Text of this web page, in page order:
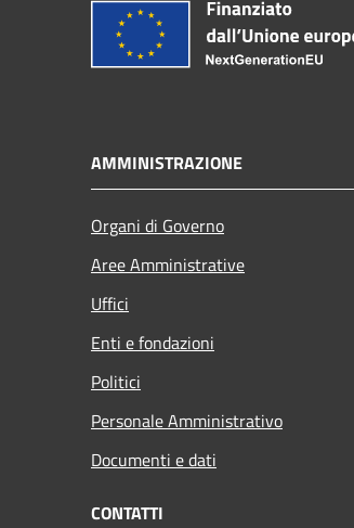
AMMINISTRAZIONE
Organi di Governo
Aree Amministrative
Uffici
Enti e fondazioni
Politici
Personale Amministrativo
Documenti e dati
CONTATTI